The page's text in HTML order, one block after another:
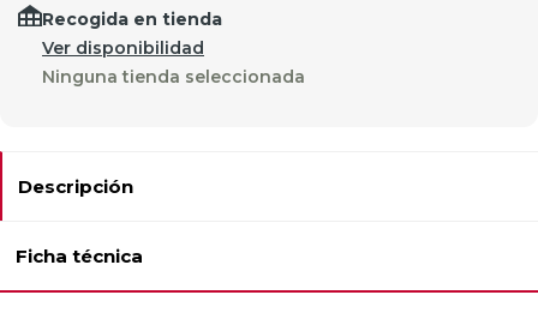
Recogida en tienda
Ver disponibilidad
Ninguna tienda seleccionada
Descripción
Ficha técnica